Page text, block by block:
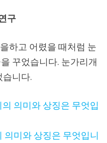
구
하고 어렸을 때처럼 눈
꾸었습니다. 눈가리개
습니다.
의 의미와 상징은 무엇입
의미와 상징은 무엇입니